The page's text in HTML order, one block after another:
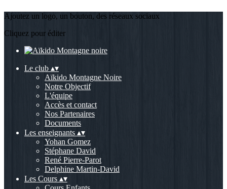
Ajoutez un logo, un bouton, des réseaux sociaux
Cliquez pour éditer
Le club ▴▾
Aïkido Montagne Noire
Notre Objectif
L'équipe
Accès et contact
Nos Partenaires
Documents
Les enseignants ▴▾
Yohan Gomez
Stéphane David
René Pierre-Parot
Delphine Martin-David
Les Cours ▴▾